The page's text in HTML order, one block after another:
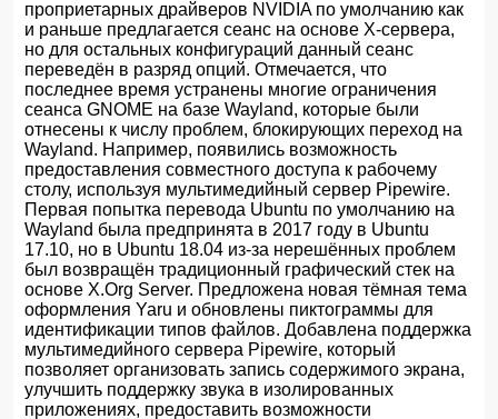
проприетарных драйверов NVIDIA по умолчанию как
и раньше предлагается сеанс на основе X-сервера,
но для остальных конфигураций данный сеанс
переведён в разряд опций. Отмечается, что
последнее время устранены многие ограничения
сеанса GNOME на базе Wayland, которые были
отнесены к числу проблем, блокирующих переход на
Wayland. Например, появились возможность
предоставления совместного доступа к рабочему
столу, используя мультимедийный сервер Pipewire.
Первая попытка перевода Ubuntu по умолчанию на
Wayland была предпринята в 2017 году в Ubuntu
17.10, но в Ubuntu 18.04 из-за нерешённых проблем
был возвращён традиционный графический стек на
основе X.Org Server. Предложена новая тёмная тема
оформления Yaru и обновлены пиктограммы для
идентификации типов файлов. Добавлена поддержка
мультимедийного сервера Pipewire, который
позволяет организовать запись содержимого экрана,
улучшить поддержку звука в изолированных
приложениях, предоставить возможности